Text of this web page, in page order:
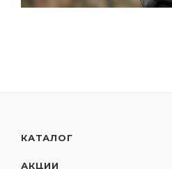
КАТАЛОГ
АКЦИИ